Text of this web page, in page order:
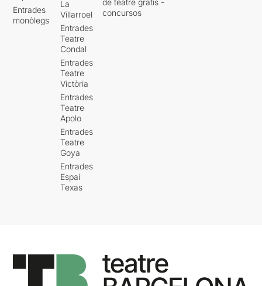
Entrades
monòlegs
La
Villarroel
Entrades
Teatre
Condal
Entrades
Teatre
Victòria
Entrades
Teatre
Apolo
Entrades
Teatre
Goya
Entrades
Espai
Texas
de teatre gratis -
concursos